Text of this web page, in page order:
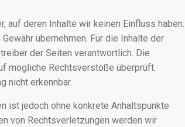
auf deren Inhalte wir keinen Einfluss haben.
übernehmen. Für die Inhalte der
der Seiten verantwortlich. Die
mögliche Rechtsverstöße überprüft.
nicht erkennbar.
ist jedoch ohne konkrete Anhaltspunkte
von Rechtsverletzungen werden wir